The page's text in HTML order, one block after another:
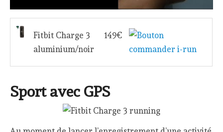
Fitbit Charge 3
aluminium/noir
149€
Sport avec GPS